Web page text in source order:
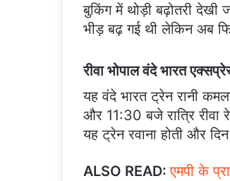
बुकिंग में थोड़ी बढ़ोतरी
भीड़ बढ़ गई थी लेकिन अब
रीवा भोपाल वंदे भारत
यह वंदे भारत ट्रेन रानी
और 11:30 बजे रात्रि
यह ट्रेन रवाना होती और
ALSO READ:एमपी के